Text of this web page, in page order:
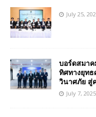
July 25,
บอร์ดสมา
ทิศทางยุท
วินาศภัย สู่
July 7, 2025